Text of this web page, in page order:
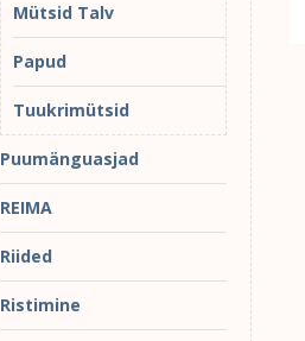
Mütsid Talv
Papud
Tuukrimütsid
Puumänguasjad
REIMA
Riided
Ristimine